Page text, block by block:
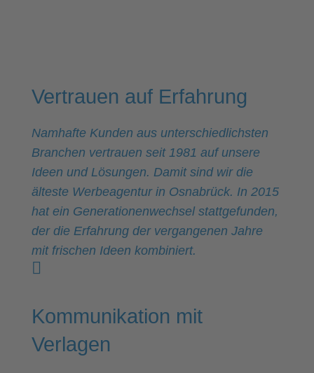
Vertrauen auf Erfahrung
Namhafte Kunden aus unterschiedlichsten
Branchen vertrauen seit 1981 auf unsere
Ideen und Lösungen. Damit sind wir die
älteste Werbeagentur in Osnabrück. In 2015
hat ein Generationen­wechsel stattgefunden,
der die Erfahrung der vergangenen Jahre
mit frischen Ideen kombiniert.
Kommunikation mit
Verlagen